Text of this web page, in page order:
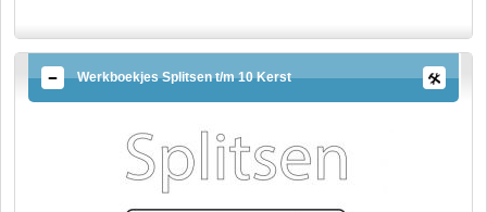
Werkboekjes Splitsen t/m 10 Kerst